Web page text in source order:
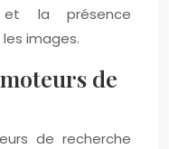
et la présence
images.
de
de recherche